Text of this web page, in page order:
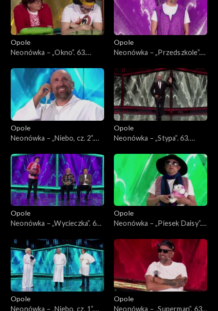
Opole
Neonówka – „Okno”. 63.
Nówka
Opole
Neonówka – „Przedszkole”.
Neo-Nówka
Opole
Neonówka – „Niebo, cz. 2”.
Neo-Nówka
Opole
Neonówka – „Stypa”. 63.
Nówka
Opole
Neonówka – „Wycieczka”. 63.
Nówka
Opole
Neonówka – „Piesek Daisy”.
Neo-Nówka
Opole
Neonówka – „Niebo, cz. 1”.
Opole
Neonówka – „Superman”. 63.